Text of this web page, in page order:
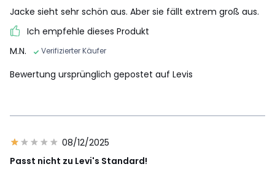
Jacke sieht sehr schön aus. Aber sie fällt extrem groß aus.
Ich empfehle dieses Produkt
M.N.
Verifizierter Käufer
Bewertung ursprünglich gepostet auf Levis
08/12/2025
Passt nicht zu Levi's Standard!